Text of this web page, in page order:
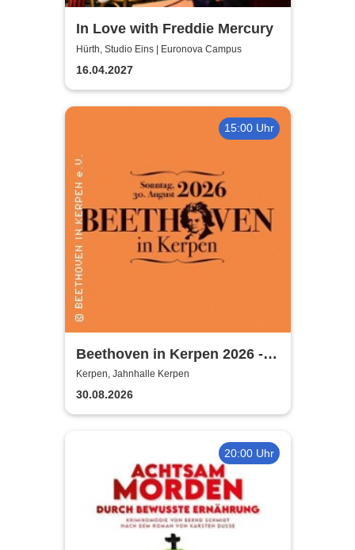
In Love with Freddie Mercury
Hürth, Studio Eins | Euronova Campus
16.04.2027
15:00 Uhr
Beethoven in Kerpen 2026 -
Sommerkonzerte 2026
Kerpen, Jahnhalle Kerpen
30.08.2026
20:00 Uhr